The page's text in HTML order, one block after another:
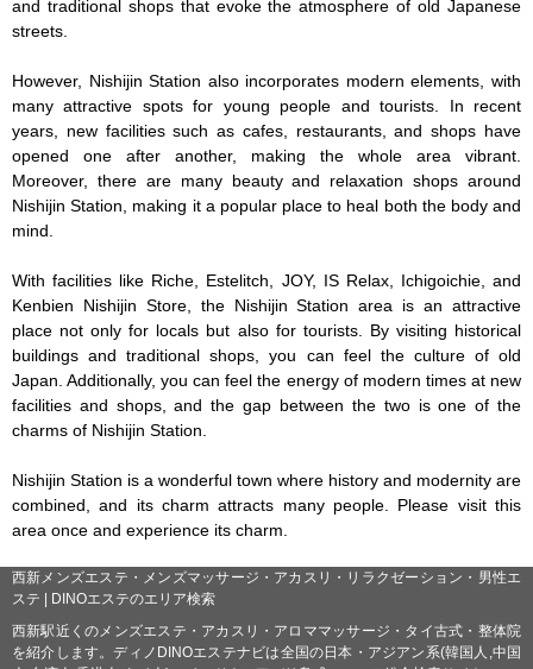
and traditional shops that evoke the atmosphere of old Japanese
streets.
However, Nishijin Station also incorporates modern elements, with
many attractive spots for young people and tourists. In recent
years, new facilities such as cafes, restaurants, and shops have
opened one after another, making the whole area vibrant.
Moreover, there are many beauty and relaxation shops around
Nishijin Station, making it a popular place to heal both the body and
mind.
With facilities like Riche, Estelitch, JOY, IS Relax, Ichigoichie, and
Kenbien Nishijin Store, the Nishijin Station area is an attractive
place not only for locals but also for tourists. By visiting historical
buildings and traditional shops, you can feel the culture of old
Japan. Additionally, you can feel the energy of modern times at new
facilities and shops, and the gap between the two is one of the
charms of Nishijin Station.
Nishijin Station is a wonderful town where history and modernity are
combined, and its charm attracts many people. Please visit this
area once and experience its charm.
西新メンズエステ・メンズマッサージ・アカスリ・リラクゼーション・男性エ
ステ | DINOエステのエリア検索
西新駅近くのメンズエステ・アカスリ・アロママッサージ・タイ古式・整体院
を紹介します。ディノDINOエステナビは全国の日本・アジアン系(韓国人,中国